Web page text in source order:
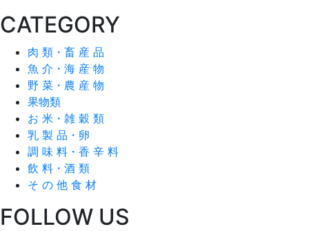
CATEGORY
肉 類・畜 産 品
魚 介・海 産 物
野 菜・農 産 物
果物類
お 米・雑 穀 類
乳 製 品・卵
調 味 料・香 辛 料
飲 料・酒 類
そ の 他 食 材
FOLLOW US